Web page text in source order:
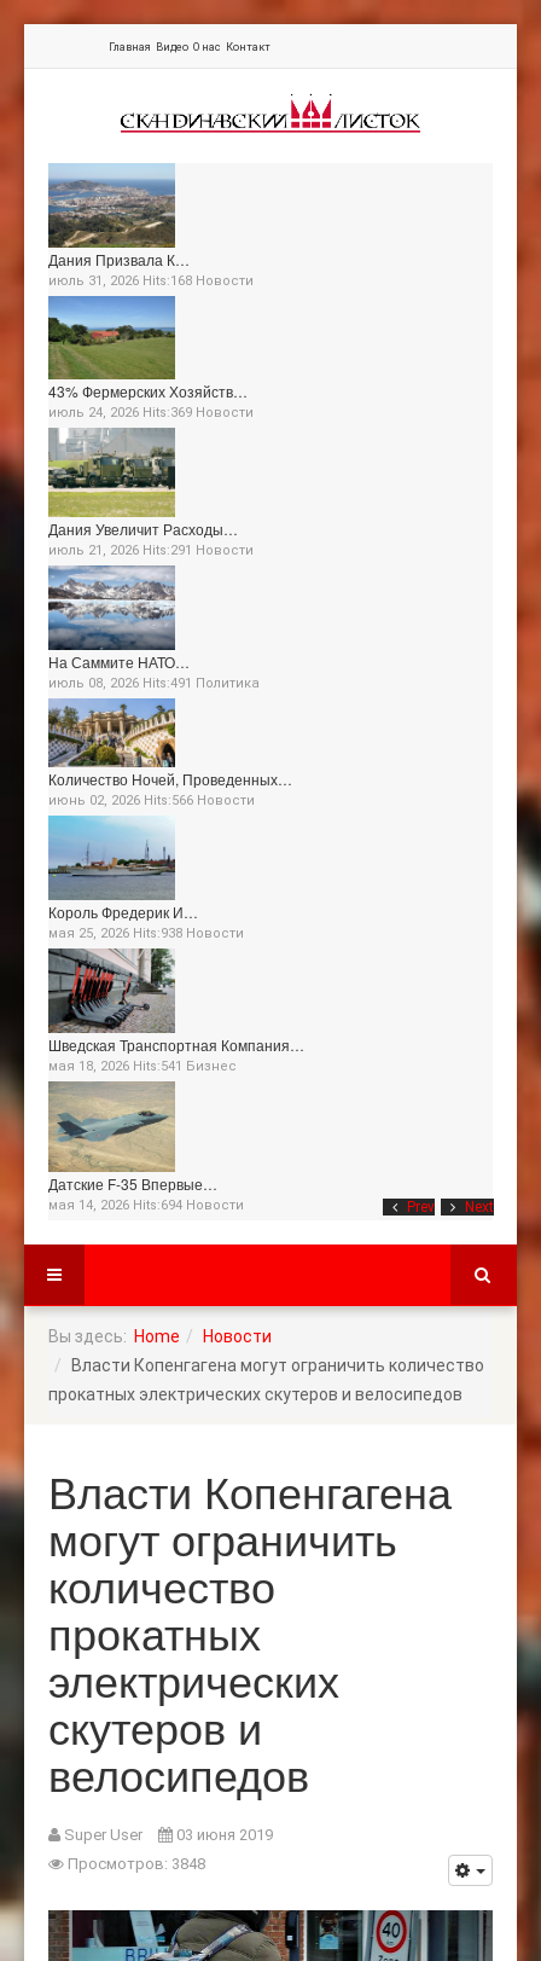
Главная Видео О нас Контакт
Prev Next
Дания Призвала К…
июль 31, 2026 Hits:168 Новости
43% Фермерских Хозяйств…
июль 24, 2026 Hits:369 Новости
Дания Увеличит Расходы…
июль 21, 2026 Hits:291 Новости
На Саммите НАТО…
июль 08, 2026 Hits:491 Политика
Количество Ночей, Проведенных…
июнь 02, 2026 Hits:566 Новости
Король Фредерик И…
мая 25, 2026 Hits:938 Новости
Шведская Транспортная Компания…
мая 18, 2026 Hits:541 Бизнес
Датские F-35 Впервые…
мая 14, 2026 Hits:694 Новости
Вы здесь: Home
Новости
Власти Копенгагена могут ограничить количество
прокатных электрических скутеров и велосипедов
Власти Копенгагена
могут ограничить
количество
прокатных
электрических
скутеров и
велосипедов
Super User
03 июня 2019
Просмотров: 3848